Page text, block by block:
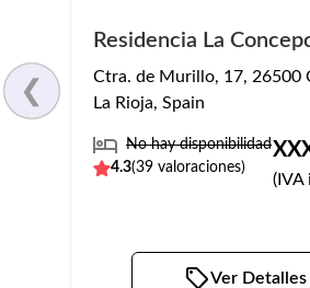
❮
Residencia La
Ctra. de Murillo, 17, 26500
La Rioja, Spain
No hay disponibilidad
4.3(39 valoraciones)
(IVA
Ver Detalles